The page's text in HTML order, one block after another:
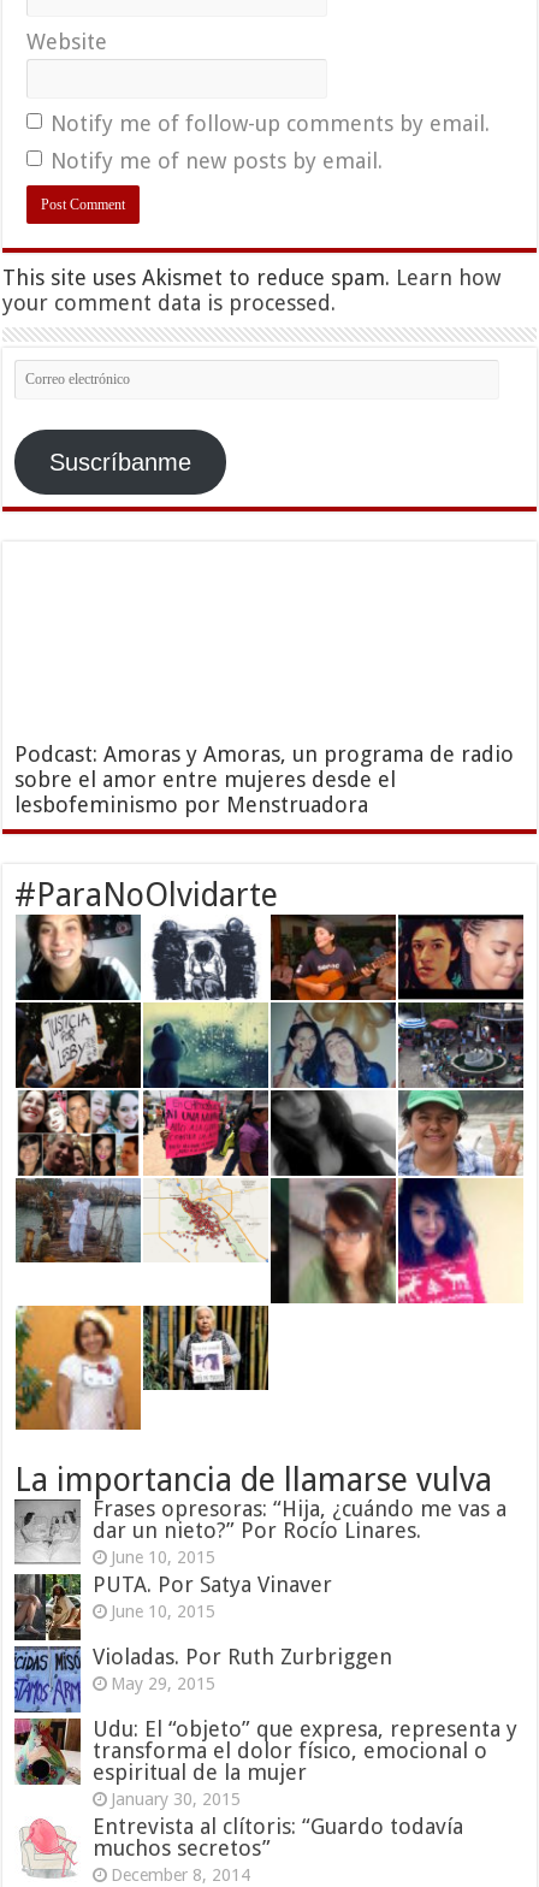
Website
Notify me of follow-up comments by email.
Notify me of new posts by email.
This site uses Akismet to reduce spam. Learn how
your comment data is processed.
Correo
electrónico
Suscríbanme
Podcast: Amoras y Amoras, un programa de radio
sobre el amor entre mujeres desde el
lesbofeminismo por Menstruadora
#ParaNoOlvidarte
La importancia de llamarse vulva
Frases opresoras: “Hija, ¿cuándo me vas a
dar un nieto?” Por Rocío Linares.
June 10, 2015
PUTA. Por Satya Vinaver
June 10, 2015
Violadas. Por Ruth Zurbriggen
May 29, 2015
Udu: El “objeto” que expresa, representa y
transforma el dolor físico, emocional o
espiritual de la mujer
January 30, 2015
Entrevista al clítoris: “Guardo todavía
muchos secretos”
December 8, 2014